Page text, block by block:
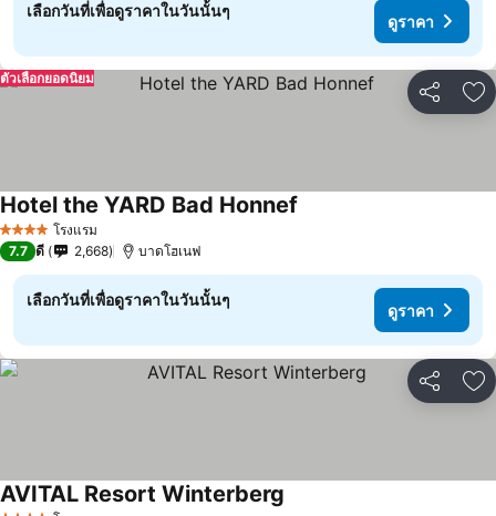
เลือกวันที่เพื่อดูราคาในวันนั้นๆ
ดูราคา
แชร์ เ
ตัวเลือกยอดนิยม
4 ดาว โรงแรม
Hotel the YARD Bad Honnef
7.7 ดี 2,668 บาดโฮเนฟ
เลือกวันที่เพื่อดูราคาในวันนั้นๆ
ดูราคา
แชร์ เ
AVITAL Resort Winterberg